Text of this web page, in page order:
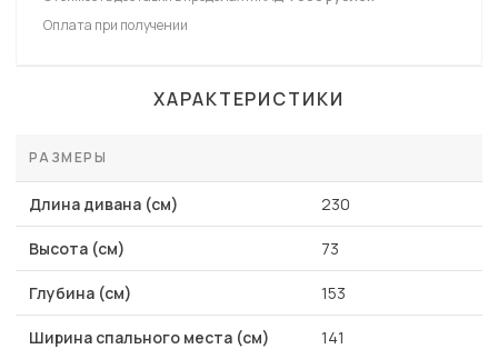
Оплата при получении
ХАРАКТЕРИСТИКИ
РАЗМЕРЫ
Длина дивана (см) 230
Высота (см) 73
Глубина (см) 153
Ширина спального места (см) 141